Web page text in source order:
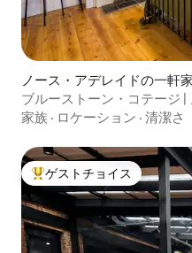
ノース・アデレイドの一軒家
ブルーストーン・コテージ
台分
家族 · ロケーション · 清潔さ
大好評のゲストチョイスで
ゲストチョイス